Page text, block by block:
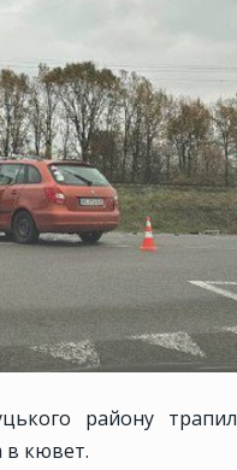
району
в кювет.